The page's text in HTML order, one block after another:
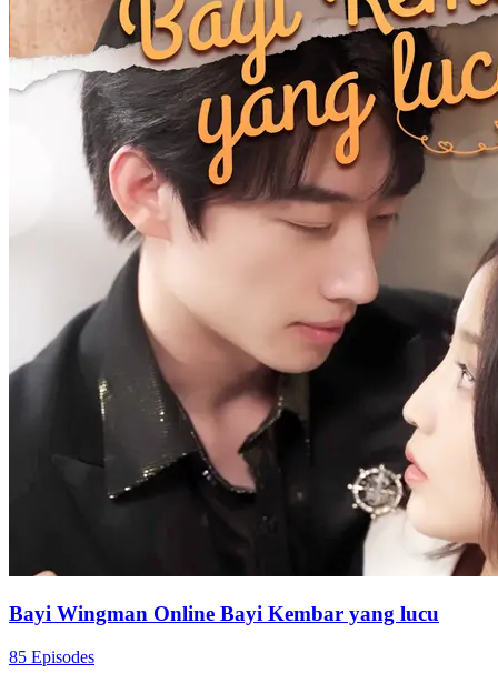
Bayi Wingman Online Bayi Kembar yang lucu
85 Episodes